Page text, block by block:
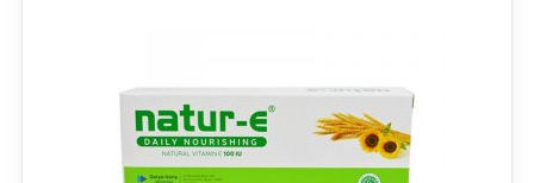
Selain itu, Puritan’s Pride Premium Vitamin E
juga mengandung bahan-bahan alami terbaik
lainnya antara laingelatin vegetable glycerin